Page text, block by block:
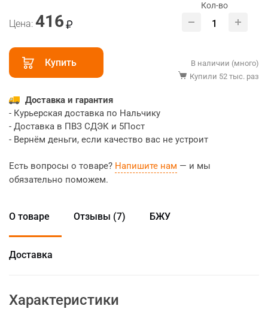
Цена: 416
Кол-во
Купить
В наличии (много)
Купили 52 тыс. раз
Доставка и гарантия
- Курьерская доставка по Нальчику
- Доставка в ПВЗ СДЭК и 5Пост
- Вернём деньги, если качество вас не устроит
Есть вопросы о товаре? Напишите нам — и мы
обязательно поможем.
О товаре Отзывы (7) БЖУ
Доставка
Характеристики